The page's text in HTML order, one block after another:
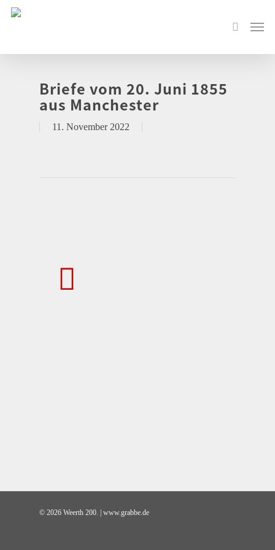
Briefe vom 20. Juni 1855
aus Manchester
11. November 2022
© 2026 Weerth 200. | www.grabbe.de